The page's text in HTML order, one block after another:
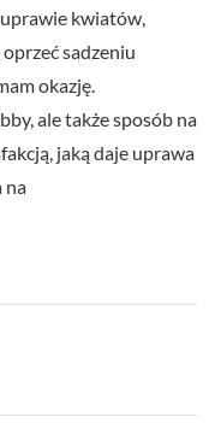
kwiatów,
sadzeniu
okazję.
ale także sposób na
jaką daje uprawa
na